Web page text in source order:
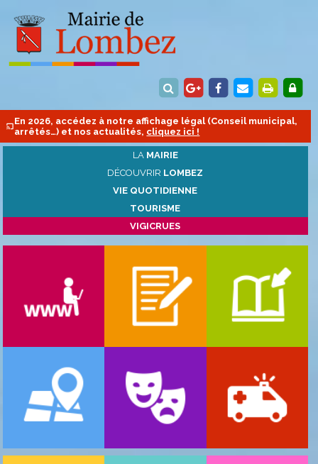
En 2026, accédez à notre affichage légal (Conseil municipal,
arrêtés…) et nos actualités, cliquez ici !
LA MAIRIE
DÉCOUVRIR LOMBEZ
VIE QUOTIDIENNE
TOURISME
VIGICRUES